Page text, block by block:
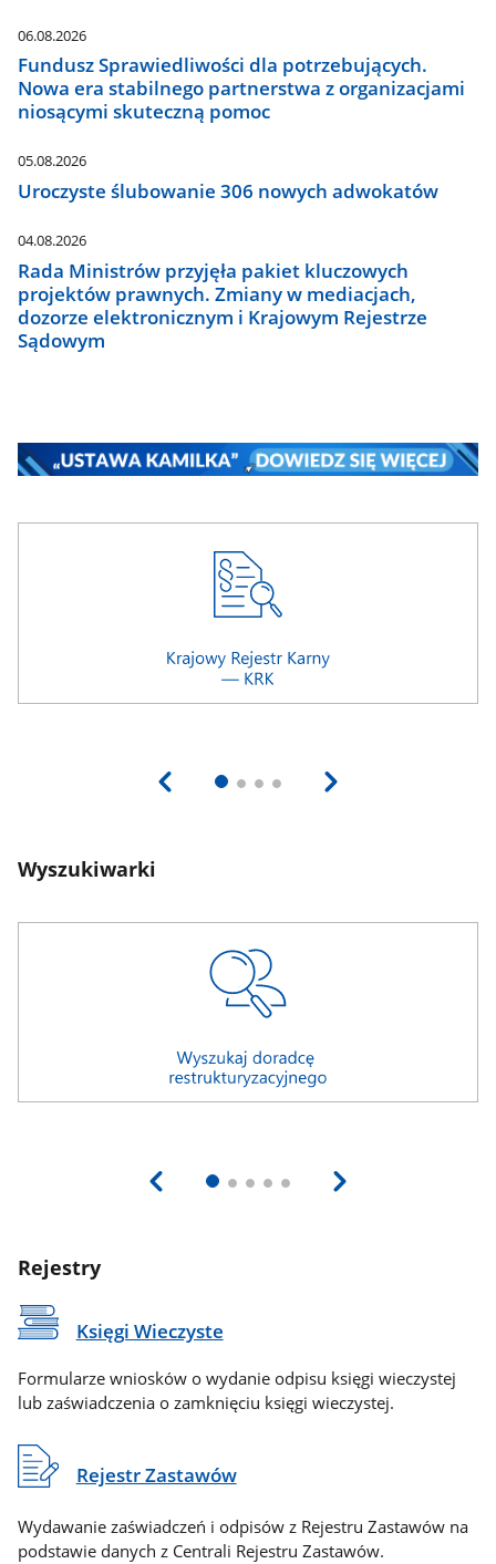
06.08.2026
Fundusz Sprawiedliwości dla potrzebujących.
Nowa era stabilnego partnerstwa z organizacjami
niosącymi skuteczną pomoc
05.08.2026
Uroczyste ślubowanie 306 nowych adwokatów
04.08.2026
Rada Ministrów przyjęła pakiet kluczowych
projektów prawnych. Zmiany w mediacjach,
dozorze elektronicznym i Krajowym Rejestrze
Sądowym
Wyszukiwarki
Rejestry
Księgi Wieczyste
Formularze wniosków o wydanie odpisu księgi wieczystej
lub zaświadczenia o zamknięciu księgi wieczystej.
Rejestr Zastawów
Wydawanie zaświadczeń i odpisów z Rejestru Zastawów na
podstawie danych z Centrali Rejestru Zastawów.